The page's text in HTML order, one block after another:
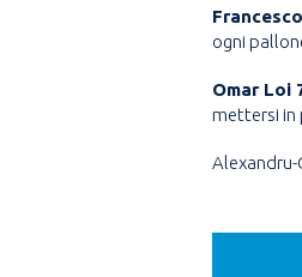
ogni
Omar Loi
mettersi in
Alexandru-